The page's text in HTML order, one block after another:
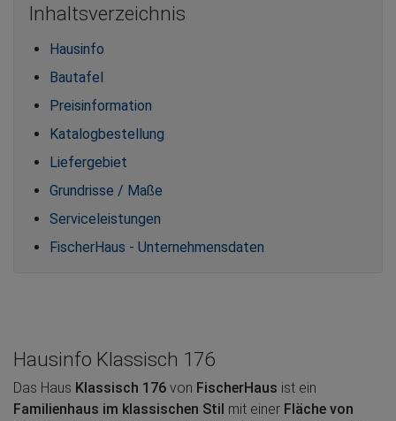
Inhaltsverzeichnis
Hausinfo
Bautafel
Preisinformation
Katalogbestellung
Liefergebiet
Grundrisse / Maße
Serviceleistungen
FischerHaus - Unternehmensdaten
Hausinfo Klassisch 176
Das Haus Klassisch 176 von FischerHaus ist ein
Familienhaus im klassischen Stil mit einer Fläche von